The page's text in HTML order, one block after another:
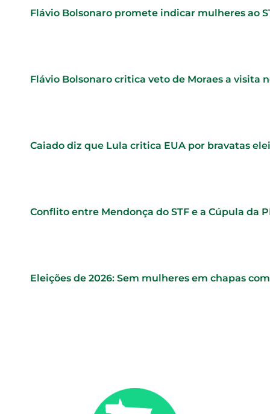
Flávio Bolsonaro promete indicar mulheres ao
Flávio Bolsonaro critica veto de Moraes a visita
Caiado diz que Lula critica EUA por bravatas
Conflito entre Mendonça do STF e a Cúpula da
Eleições de 2026: Sem mulheres em chapas